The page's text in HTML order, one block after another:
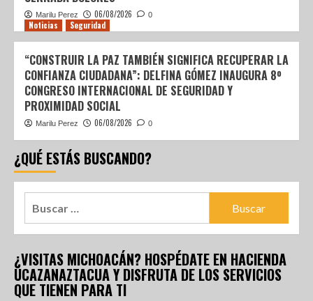
Marilu Perez 06/08/2026 0
Noticias Seguridad
“CONSTRUIR LA PAZ TAMBIÉN SIGNIFICA RECUPERAR LA
CONFIANZA CIUDADANA”: DELFINA GÓMEZ INAUGURA 8º
CONGRESO INTERNACIONAL DE SEGURIDAD Y
PROXIMIDAD SOCIAL
Marilu Perez 06/08/2026 0
¿QUÉ ESTÁS BUSCANDO?
¿VISITAS MICHOACÁN? HOSPÉDATE EN HACIENDA
UCAZANAZTACUA Y DISFRUTA DE LOS SERVICIOS
QUE TIENEN PARA TI